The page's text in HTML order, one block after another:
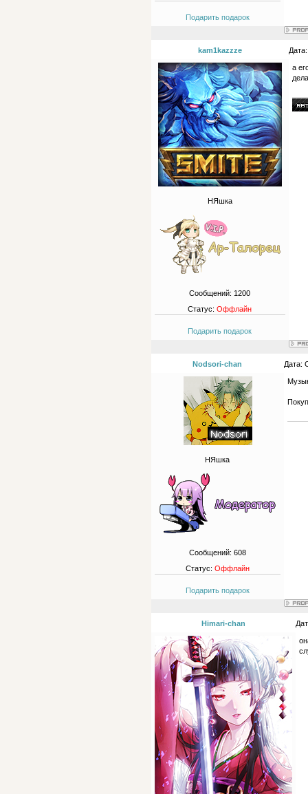
Подарить подарок
kam1kazzze
НЯшка
Сообщений: 1200
Статус:Оффлайн
Подарить подарок
а
Nodsori-chan Дата:
НЯшка
Сообщений: 608
Статус: Оффлайн
Подарить подарок
Himari-chan